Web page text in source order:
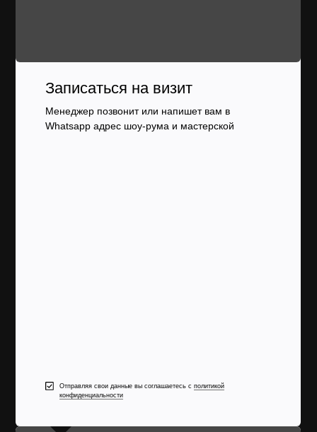
Записаться на визит
Менеджер позвонит или напишет вам в
Whatsapp адрес шоу-рума и мастерской
Отправляя свои данные вы соглашаетесь с политикой
конфиденциальности